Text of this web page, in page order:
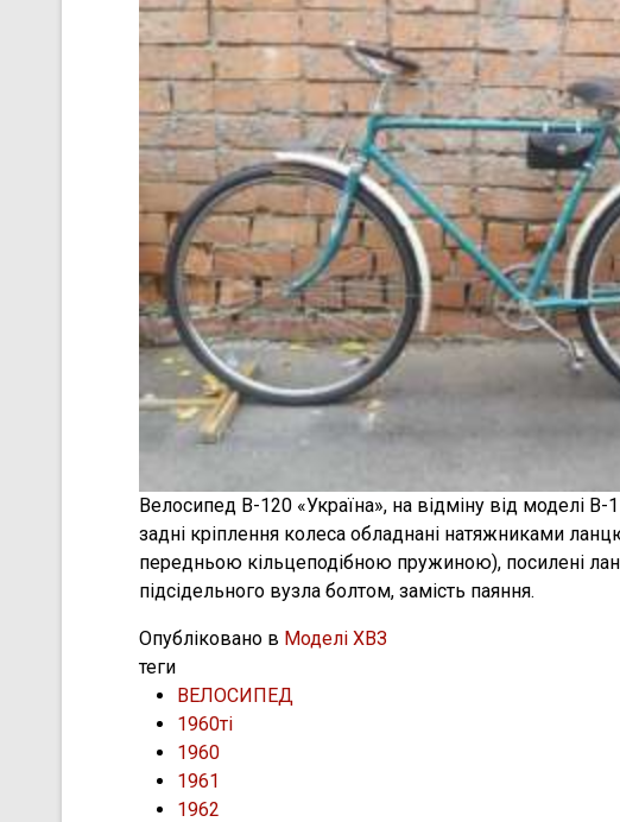
Велосипед В-120 «Україна», на відміну від моделі
задні крiплення колеса обладнані натяжниками
передньою кільцеподібною пружиною), посилені
підсідельного вузла болтом, замість паяння.
Опубліковано в Моделі ХВЗ
теги
ВЕЛОСИПЕД
1960ті
1960
1961
1962